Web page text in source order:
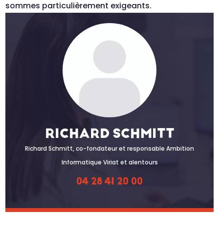
sommes particulièrement exigeants.
RICHARD SCHMITT
Richard Schmitt, co-fondateur et responsable Ambition
Informatique Viriat et alentours
04 28 41 20 00